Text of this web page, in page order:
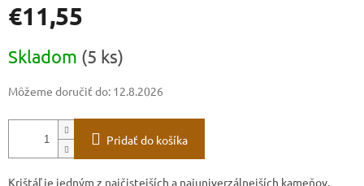
€11,55
cena:
Skladom (5 ks)
Môžeme doručiť do: 12.8.2026
Pridať do košíka
Krištáľ je jedným z najčistejších a najuniverzálnejších kameňov.